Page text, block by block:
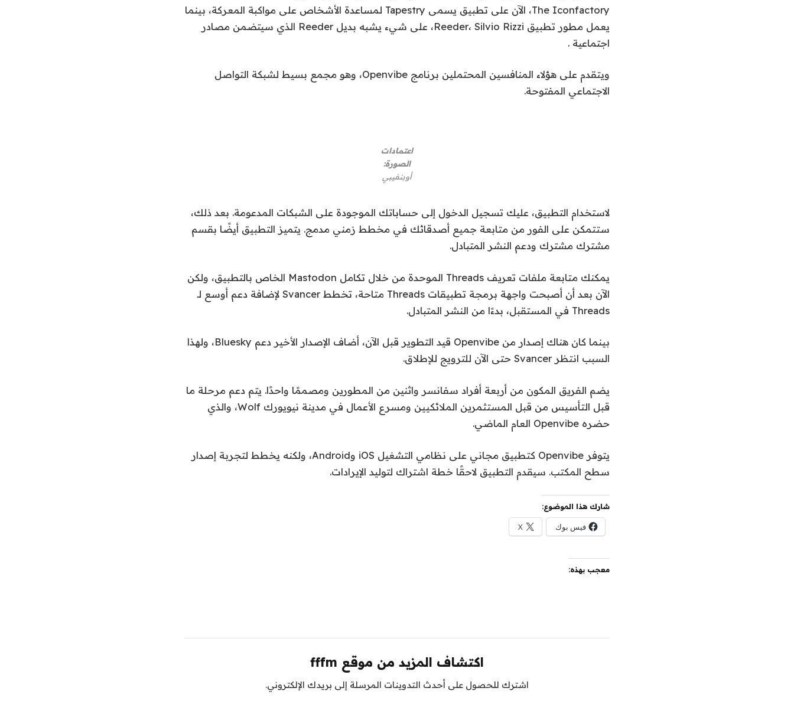
The Iconfactory، الآن على تطبيق يسمى Tapestry لمساعدة الأشخاص على مواكبة المعركة، بينما
يعمل مطور تطبيق Reeder، Silvio Rizzi، على شيء يشبه بديل Reeder الذي سيتضمن مصادر
اجتماعية .
ويتقدم على هؤلاء المنافسين المحتملين برنامج Openvibe، وهو مجمع بسيط لشبكة التواصل
الاجتماعي المفتوحة.
اعتمادات
الصورة:
أوبنفيبي
لاستخدام التطبيق، عليك تسجيل الدخول إلى حساباتك الموجودة على الشبكات المدعومة. بعد ذلك،
ستتمكن على الفور من متابعة جميع أصدقائك في مخطط زمني مدمج. يتميز التطبيق أيضًا بقسم
مشترك مشترك ودعم النشر المتبادل.
يمكنك متابعة ملفات تعريف Threads الموحدة من خلال تكامل Mastodon الخاص بالتطبيق، ولكن
الآن بعد أن أصبحت واجهة برمجة تطبيقات Threads متاحة، تخطط Svancer لإضافة دعم أوسع لـ
Threads في المستقبل، بدءًا من النشر المتبادل.
بينما كان هناك إصدار من Openvibe قيد التطوير قبل الآن، أضاف الإصدار الأخير دعم Bluesky، ولهذا
السبب انتظر Svancer حتى الآن للترويج للإطلاق.
يضم الفريق المكون من أربعة أفراد سفانسر واثنين من المطورين ومصممًا واحدًا. يتم دعم مرحلة ما
قبل التأسيس من قبل المستثمرين الملائكيين ومسرع الأعمال في مدينة نيويورك Wolf، والذي
حضره Openvibe العام الماضي.
يتوفر Openvibe كتطبيق مجاني على نظامي التشغيل iOS وAndroid، ولكنه يخطط لتجربة إصدار
سطح المكتب. سيقدم التطبيق لاحقًا خطة اشتراك لتوليد الإيرادات.
شارك هذا الموضوع:
فيس بوك X
معجب بهذه:
اكتشاف المزيد من موقع fffm
اشترك للحصول على أحدث التدوينات المرسلة إلى بريدك الإلكتروني.